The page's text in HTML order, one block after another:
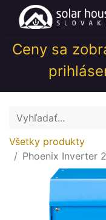
Ceny sa
Všetky produkty
Phoenix Inverter